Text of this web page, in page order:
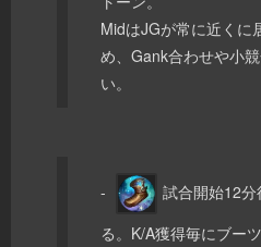
MidはJGが常に近くに
め、Gank合わせや小
い。
-
試合開始12分
る。K/A獲得毎にブー